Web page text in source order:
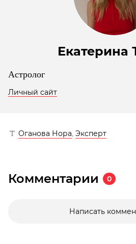
Екатерина
Астролог
Личный сайт
Оганова Нора, Эксперт
Комментарии 0
Написать